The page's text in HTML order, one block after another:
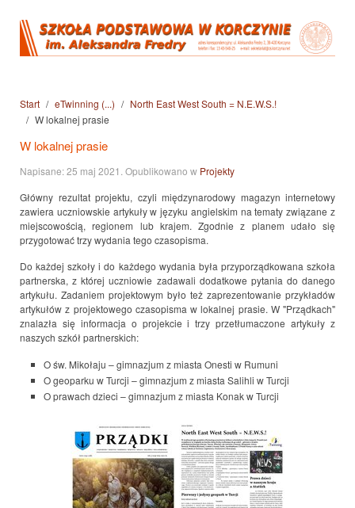
Start eTwinning (...)
North East West South = N.E.W.S.!
W lokalnej prasie
W lokalnej prasie
Napisane:25 maj 2021 . Opublikowano w Projekty
Główny rezultat projektu, czyli międzynarodowy magazyn internetowy
zawiera uczniowskie artykuły w języku angielskim na tematy związane z
miejscowością, regionem lub krajem. Zgodnie z planem udało się
przygotować trzy wydania tego czasopisma.
Do każdej szkoły i do każdego wydania była przyporządkowana szkoła
partnerska, z której uczniowie zadawali dodatkowe pytania do danego
artykułu. Zadaniem projektowym było też zaprezentowanie przykładów
artykułów z projektowego czasopisma w lokalnej prasie. W "Prządkach"
znalazła się informacja o projekcie i trzy przetłumaczone artykuły z
naszych szkół partnerskich:
O św. Mikołaju – gimnazjum z miasta Onesti w Rumuni
O geoparku w Turcji – gimnazjum z miasta Salihli w Turcji
O prawach dzieci – gimnazjum z miasta Konak w Turcji